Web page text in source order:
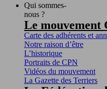
Qui sommes-
nous ?
Le mouvement
Carte des adhérents et
Notre raison d’être
L’historique
Portraits de CPN
Vidéos du mouvement
La Gazette des Terriers